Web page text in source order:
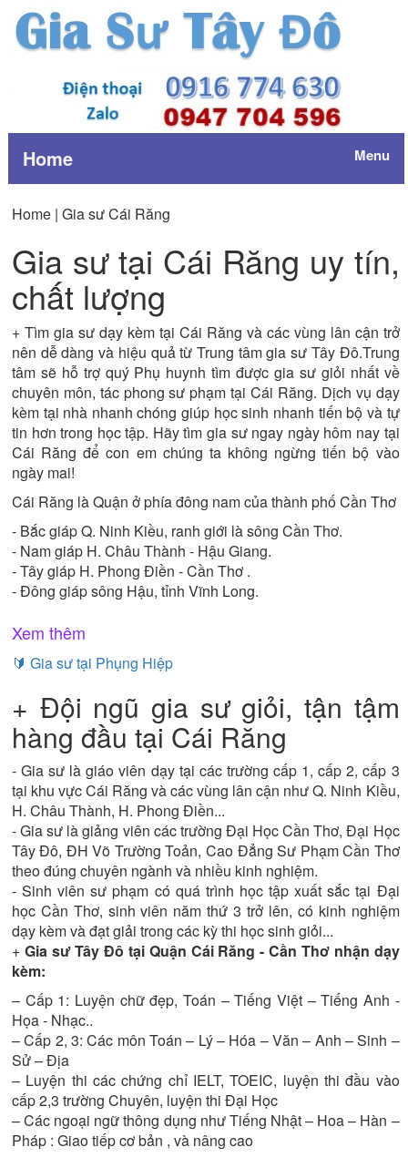
Home Menu
Home | Gia sư Cái Răng
Gia sư tại Cái Răng uy tín,
chất lượng
+ Tìm gia sư dạy kèm tại Cái Răng và các vùng lân cận trở
nên dễ dàng và hiệu quả từ Trung tâm gia sư Tây Đô.Trung
tâm sẽ hỗ trợ quý Phụ huynh tìm được gia sư giỏi nhất về
chuyên môn, tác phong sư phạm tại Cái Răng. Dịch vụ dạy
kèm tại nhà nhanh chóng giúp học sinh nhanh tiến bộ và tự
tin hơn trong học tập. Hãy tìm gia sư ngay ngày hôm nay tại
Cái Răng để con em chúng ta không ngừng tiến bộ vào
ngày mai!
Cái Răng là Quận ở phía đông nam của thành phố Cần Thơ
- Bắc giáp Q. Ninh Kiều, ranh giới là sông Cần Thơ.
- Nam giáp H. Châu Thành - Hậu Giang.
- Tây giáp H. Phong Điền - Cần Thơ .
- Đông giáp sông Hậu, tỉnh Vĩnh Long.
Xem thêm
🔰 Gia sư tại Phụng Hiệp
+ Đội ngũ gia sư giỏi, tận tậm
hàng đầu tại Cái Răng
- Gia sư là giáo viên dạy tại các trường cấp 1, cấp 2, cấp 3
tại khu vực Cái Răng và các vùng lân cận như Q. Ninh Kiều,
H. Châu Thành, H. Phong Điền...
- Gia sư là giảng viên các trường Đại Học Cần Thơ, Đại Học
Tây Đô, ĐH Võ Trường Toản, Cao Đẳng Sư Phạm Cần Thơ
theo đúng chuyên ngành và nhiều kinh nghiệm.
- Sinh viên sư phạm có quá trình học tập xuất sắc tại Đại
học Cần Thơ, sinh viên năm thứ 3 trở lên, có kinh nghiệm
dạy kèm và đạt giải trong các kỳ thi học sinh giỏi...
+ Gia sư Tây Đô tại Quận Cái Răng - Cần Thơ nhận dạy
kèm:
– Cấp 1: Luyện chữ đẹp, Toán – Tiếng Việt – Tiếng Anh -
Họa - Nhạc..
– Cấp 2, 3: Các môn Toán – Lý – Hóa – Văn – Anh – Sinh –
Sử – Địa
– Luyện thi các chứng chỉ IELT, TOEIC, luyện thi đầu vào
cấp 2,3 trường Chuyên, luyện thi Đại Học
– Các ngoại ngữ thông dụng như Tiếng Nhật – Hoa – Hàn –
Pháp : Giao tiếp cơ bản , và nâng cao